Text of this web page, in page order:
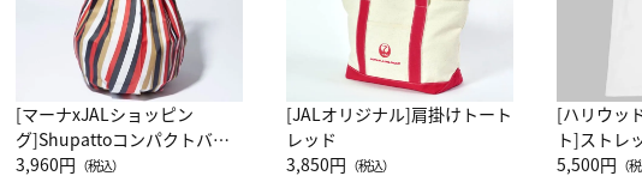
[マーナxJALショッピン
グ]Shupattoコンパクトバッ
グ Drop JAL客室乗務員
3,960円 （税込）
[JALオリジナル]肩掛けトート
レッド
3,850円 （税込）
[ハリウッ
ト]ストレ
ーネック
5,500円 （